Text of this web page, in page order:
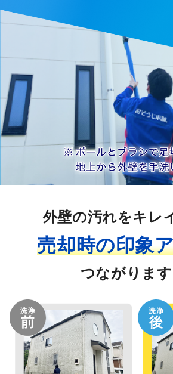
外壁の汚れをキレ
売却時の印象
つながります